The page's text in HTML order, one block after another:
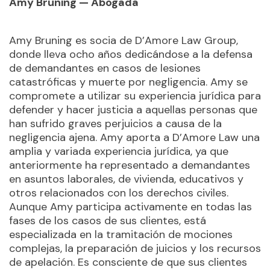
Amy Bruning es socia de D’Amore Law Group,
donde lleva ocho años dedicándose a la defensa
de demandantes en casos de lesiones
catastróficas y muerte por negligencia. Amy se
compromete a utilizar su experiencia jurídica para
defender y hacer justicia a aquellas personas que
han sufrido graves perjuicios a causa de la
negligencia ajena. Amy aporta a D’Amore Law una
amplia y variada experiencia jurídica, ya que
anteriormente ha representado a demandantes
en asuntos laborales, de vivienda, educativos y
otros relacionados con los derechos civiles.
Aunque Amy participa activamente en todas las
fases de los casos de sus clientes, está
especializada en la tramitación de mociones
complejas, la preparación de juicios y los recursos
de apelación. Es consciente de que sus clientes